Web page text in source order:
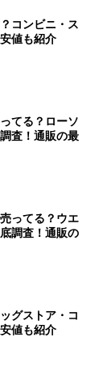
コンビニ・ス
値も紹介
てる？ローソ
査！通販の最
ってる？ウエ
調査！通販の
グストア・コ
値も紹介